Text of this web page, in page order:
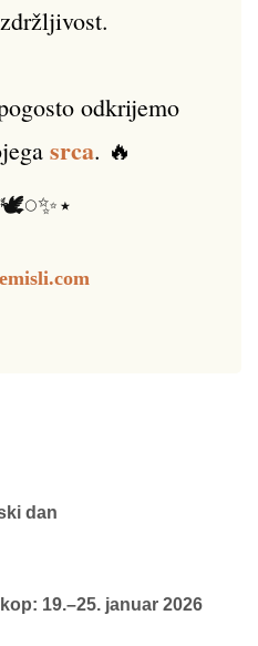
odkrijemo
srca. 🔥
dan
19.–25. januar 2026